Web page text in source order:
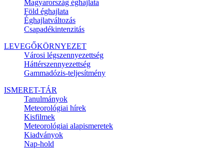
Magyarország éghajlata
Föld éghajlata
Éghajlatváltozás
Csapadékintenzitás
LEVEGŐKÖRNYEZET
Városi légszennyezettség
Háttérszennyezettség
Gammadózis-teljesítmény
ISMERET-TÁR
Tanulmányok
Meteorológiai hírek
Kisfilmek
Meteorológiai alapismeretek
Kiadványok
Nap-hold